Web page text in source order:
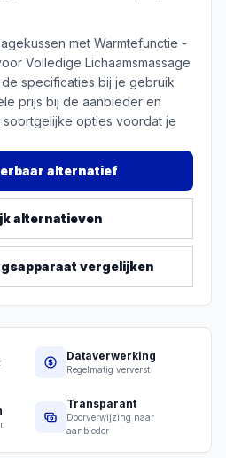
met Warmtefunctie -
Volledige Lichaamsmassage
specificaties bij je gebruik
prijs bij de aanbieder en
opties voordat je
alternatief
alternatieven
vergelijken
Dataverwerking
Regelmatig ververst
Transparant
Doorverwijzing naar
aanbieder